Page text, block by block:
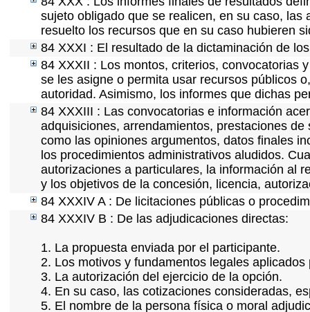
sujeto obligado que se realicen, en su caso,
resuelto los recursos que en su caso hubieren
84 XXXI : El resultado de la dictaminación de
84 XXXII : Los montos, criterios, convocatorias
se les asigne o permita usar recursos públicos
autoridad. Asimismo, los informes que dichas
84 XXXIII : Las convocatorias e información
adquisiciones, arrendamientos, prestaciones
como las opiniones argumentos, datos finales
los procedimientos administrativos aludidos.
autorizaciones a particulares, la información al
y los objetivos de la concesión, licencia,
84 XXXIV A : De licitaciones públicas o
84 XXXIV B : De las adjudicaciones directas:
1. La propuesta enviada por el participante.
2. Los motivos y fundamentos legales
3. La autorización del ejercicio de la opción.
4. En su caso, las cotizaciones consideradas,
5. El nombre de la persona física o moral